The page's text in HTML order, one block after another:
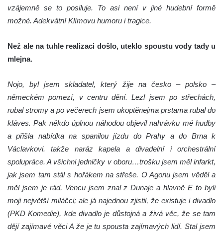
vzájemně se to posiluje. To asi není v jiné hudební formě
možné. Adekvátní Klímovu humoru i tragice.
Než ale na tuhle realizaci došlo, uteklo spoustu vody tady u
mlejna.
Nojo, byl jsem skladatel, který žije na česko – polsko –
německém pomezí, v centru dění. Lezl jsem po střechách,
rubal stromy a po večerech jsem ukoptěnejma prstama rubal do
kláves. Pak někdo úplnou náhodou objevil nahrávku mé hudby
a přišla nabídka na spanilou jízdu do Prahy a do Brna k
Václavkovi. takže naráz kapela a divadelní i orchestrální
spolupráce. A všichni jedničky v oboru…trošku jsem měl infarkt,
jak jsem tam stál s hořákem na střeše. O Agonu jsem věděl a
měl jsem je rád, Vencu jsem znal z Dunaje a hlavně E to byli
moji největší miláčci; ale já najednou zjistil, že existuje i divadlo
(PKD Komedie), kde divadlo je důstojná a živá věc, že se tam
dějí zajímavé věci A že je tu spousta zajímavých lidí. Stal jsem